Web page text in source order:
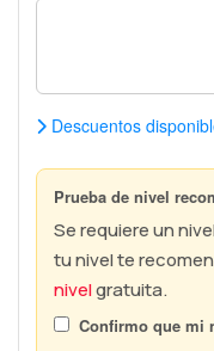
Descuentos
Prueba de nivel
Se requiere un
tu nivel te
nivelgratuita.
Confirmo que mi